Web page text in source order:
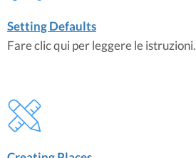
Setting Defaults
Fare clic qui per leggere le istruzioni.